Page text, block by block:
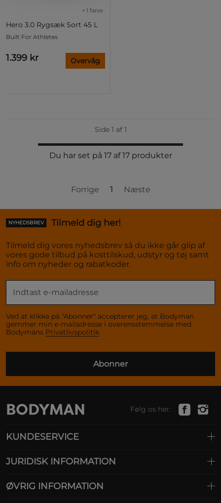
Hero 3.0 Rygsæk Sort 45 L
+ 1 farve
Built For Athletes
1.399 kr Overvåg
Side 1 af 1
Du har set på 17 af 17 produkter
Forrige 1 Næste
NYHEDSBREV Tilmeld dig her!
Tilmeld dig vores nyhedsbrev så du ikke går glip af
vores gode tilbud på kosttilskud, udstyr og tøj samt
info om nyheder og rabatkoder.
Ved at klikke på "Abonner" accepterer jeg, at Bodyman
gemmer min e-mailadresse i overensstemmelse med
Bodymans Privatlivspolitik.
Abonner
Følg os her:
KUNDESERVICE
JURIDISK INFORMATION
ØVRIG INFORMATION